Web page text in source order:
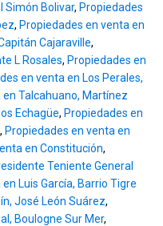
Simón Bolivar, Propiedades
, Propiedades en venta en
Cajaraville,
L Rosales, Propiedades en
en venta en Los Perales,
Talcahuano, Martínez
Echagüe, Propiedades en
, Propiedades en venta en
en Constitución,
Teniente General
Luis García, Barrio Tigre
José León Suárez,
Boulogne Sur Mer,